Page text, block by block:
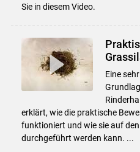
Sie in diesem Video.
Eine
erklärt, wie die praktische
funktioniert und wie sie auf
durchgeführt werden kann. ...